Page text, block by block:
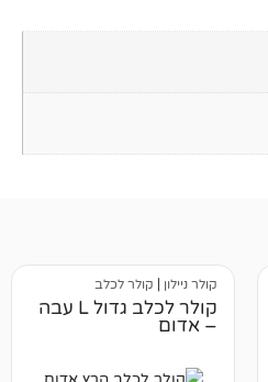
קולר לכלב
קולר לכלב גדול L עבה